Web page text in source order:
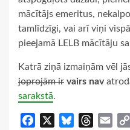
mācītājs emeritus,
tamlīdzīgi, vai arī viņi
pieejamā LELB mācītāju
Katrā ziņā izmaiņām vēl
joprojām ir vairs nav
sarakstā.
Facebook BlueskyThreads
Email